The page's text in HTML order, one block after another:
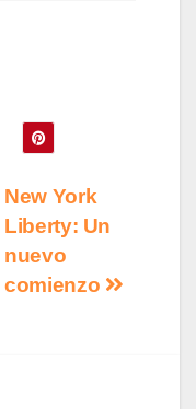
New York
Liberty: Un
nuevo
comienzo